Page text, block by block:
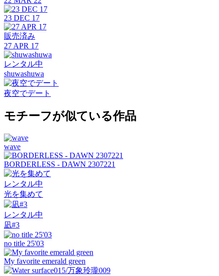
23 DEC 17
販売済み
27 APR 17
レンタル中
shuwashuwa
夜空でデート
モチーフが似ている作品
wave
BORDERLESS - DAWN 2307221
レンタル中
光を集めて
レンタル中
凪#3
no title 25'03
My favorite emerald green